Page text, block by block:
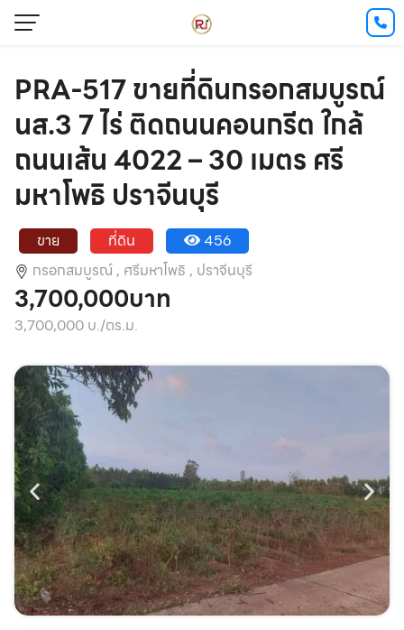
PRA-517 ขายที่ดินกรอกสมบูรณ์
นส.3 7 ไร่ ติดถนนคอนกรีต ใกล้
ถนนเส้น 4022 – 30 เมตร ศรี
มหาโพธิ ปราจีนบุรี
ขาย ที่ดิน
456
กรอกสมบูรณ์ , ศรีมหาโพธิ , ปราจีนบุรี
3,700,000บาท
3,700,000 บ./ตร.ม.